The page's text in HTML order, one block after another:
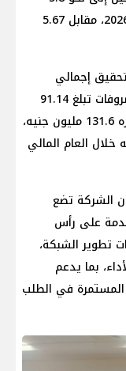
مليون مشترك بنهاية العام المالي 2026/2027، مقابل 5.67
إجمالي
إيرادات بقيمة 91.27 مليار جنيه، مقابل مصروفات تبلغ 91.14
مليار جنيه، بما يحقق فائضًا مستهدفًا قدره 131.6 مليون جنيه،
35.5 مليون جنيه خلال العام المالي
الشركة تضع
على رأس
تطوير الشبكة،
بما يدعم
المستمرة في الطلب